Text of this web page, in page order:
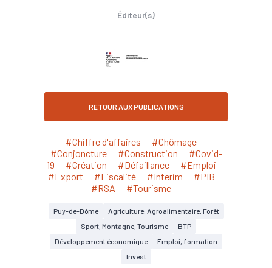
Éditeur(s)
RETOUR AUX PUBLICATIONS
#Chiffre d'affaires
#Chômage
#Conjoncture
#Construction
#Covid-
19
#Création #Défaillance
#Emploi
#Export
#Fiscalité #Interim
#PIB
#RSA
#Tourisme
Puy-de-Dôme
Agriculture, Agroalimentaire, Forêt
Sport, Montagne, Tourisme
BTP
Développement économique
Emploi, formation
Invest